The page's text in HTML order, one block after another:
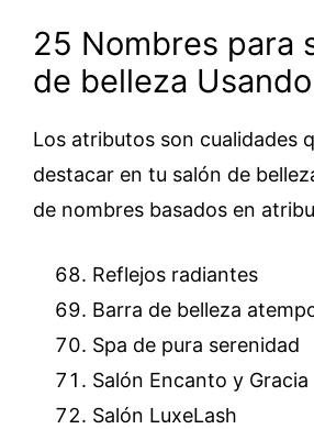
25 Nombres para
de belleza
Los atributos son cualidades
destacar en tu salón de
de nombres basados ​​en
Reflejos radiantes
Barra de belleza
Spa de pura serenidad
Salón Encanto y Gracia
Salón LuxeLash